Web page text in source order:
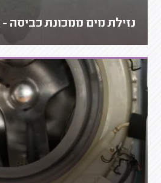
נזילת מים ממכונת כביסה